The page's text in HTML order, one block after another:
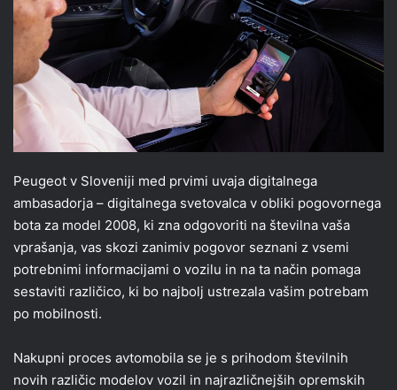
Peugeot v Sloveniji med prvimi uvaja digitalnega
ambasadorja – digitalnega svetovalca v obliki pogovornega
bota za model 2008, ki zna odgovoriti na številna vaša
vprašanja, vas skozi zanimiv pogovor seznani z vsemi
potrebnimi informacijami o vozilu in na ta način pomaga
sestaviti različico, ki bo najbolj ustrezala vašim potrebam
po mobilnosti.
Nakupni proces avtomobila se je s prihodom številnih
novih različic modelov vozil in najrazličnejših opremskih